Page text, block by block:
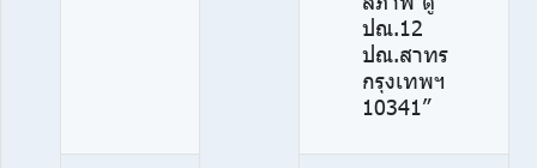
ปณ.12
ปณ.สาทร
กรุงเทพฯ
10341”